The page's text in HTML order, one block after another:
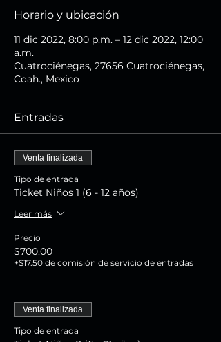
Horario y ubicación
11 dic 2022, 8:00 p.m. – 12 dic 2022, 12:00
a.m.
Cuatrociénegas, 27656 Cuatrociénegas,
Coah., Mexico
Entradas
Venta finalizada
Tipo de entrada
Ticket Niños 1 (6 - 12 años)
Leer más
Precio
$700.00
+$17.50 de comisión de servicio de entradas
Venta finalizada
Tipo de entrada